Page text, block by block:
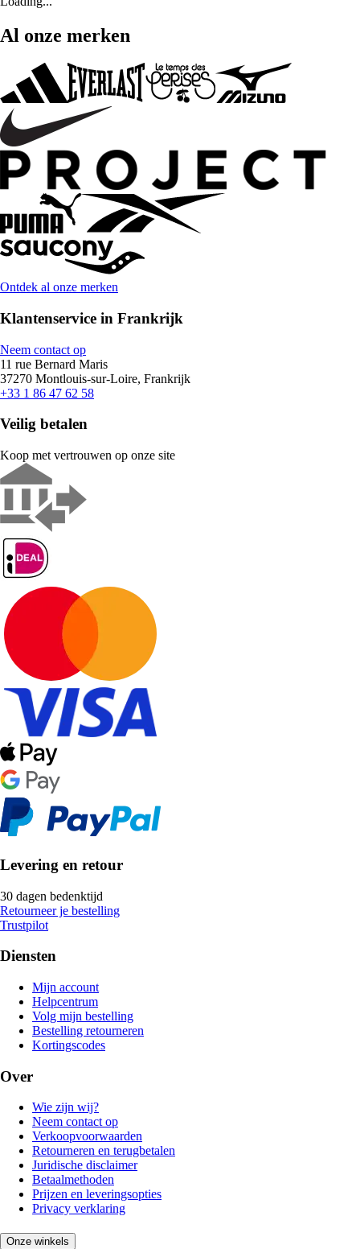
Al onze merken
Ontdek al onze merken
Klantenservice in Frankrijk
Neem contact op
11 rue Bernard Maris
37270 Montlouis-sur-Loire, Frankrijk
+33 1 86 47 62 58
Veilig betalen
Koop met vertrouwen op onze site
Levering en retour
30 dagen bedenktijd
Retourneer je bestelling
Trustpilot
Diensten
Mijn account
Helpcentrum
Volg mijn bestelling
Bestelling retourneren
Kortingscodes
Over
Wie zijn wij?
Neem contact op
Verkoopvoorwaarden
Retourneren en terugbetalen
Juridische disclaimer
Betaalmethoden
Prijzen en leveringsopties
Privacy verklaring
Onze winkels